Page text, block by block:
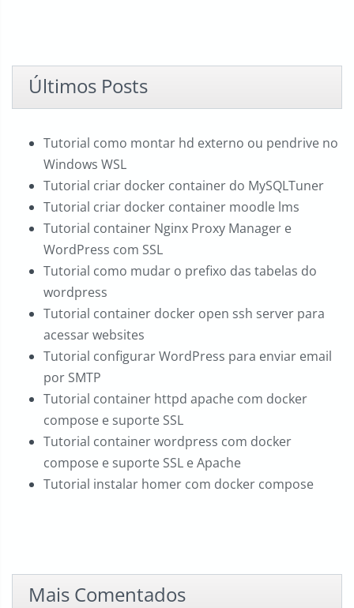
Últimos Posts
Tutorial como montar hd externo ou pendrive no
Windows WSL
Tutorial criar docker container do MySQLTuner
Tutorial criar docker container moodle lms
Tutorial container Nginx Proxy Manager e
WordPress com SSL
Tutorial como mudar o prefixo das tabelas do
wordpress
Tutorial container docker open ssh server para
acessar websites
Tutorial configurar WordPress para enviar email
por SMTP
Tutorial container httpd apache com docker
compose e suporte SSL
Tutorial container wordpress com docker
compose e suporte SSL e Apache
Tutorial instalar homer com docker compose
Mais Comentados